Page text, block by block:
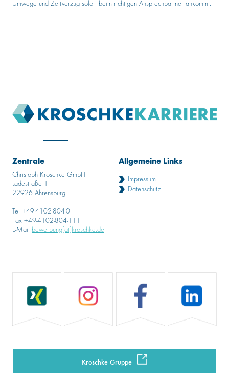
Umwege und Zeitverzug sofort beim richtigen Ansprechpartner ankommt.
Zentrale
Christoph Kroschke GmbH
Ladestraße 1
22926 Ahrensburg
Tel +49-4102-804-0
Fax +49-4102-804-111
E-Mail bewerbung[at]kroschke.de
Allgemeine Links
Impressum
Datenschutz
Kroschke Gruppe